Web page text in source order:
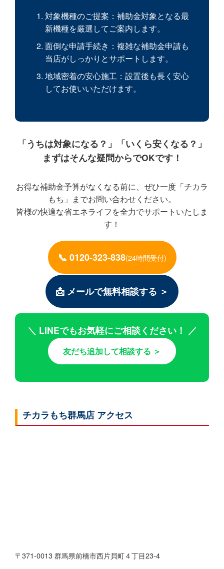
対象機種のご提案 ：補助金対象となる最
新機種を厳選してご案内します。
面倒な申請手続き ：複雑な補助金申請も
当店がしっかりとサポートします。
地域密着の安心施工 ：設置後も長く安心
してお使いいただけます。
「うちは対象になる？」「いくら安くなる？」
まずはそんな疑問からでOKです！
お得な補助金予算がなくなる前に、ぜひ一度 「チカラ
もち」 までお問い合わせください。
皆様の快適な省エネライフを全力でサポートいたしま
す！
📞 0120-323-838(24時間受付)
📩 メールで無料相談する ＞
＼ LINEでもお気軽にご相談ください！ ／
友だち追加して相談する ＞
チカラもち群馬店 アクセス
〒371-0013 群馬県前橋市西片貝町４丁目23-4